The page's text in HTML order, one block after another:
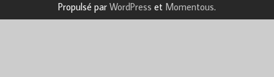
Propulsé par WordPress et Momentous.